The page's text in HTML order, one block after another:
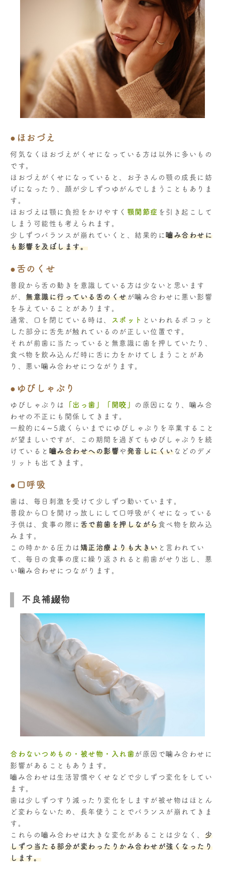
●ほおづえ
何気なくほおづえがくせになっている方は以外に多いもの
です。
ほおづえがくせになっていると、お子さんの顎の成長に妨
げになったり、顔が少しずつゆがんでしまうこともありま
す。
ほおづえは顎に負担をかけやすく 顎関節症 を引き起こして
しまう可能性も考えられます。
少しずつバランスが崩れていくと、結果的に 嚙み合わせに
も影響を及ぼします。
●舌のくせ
普段から舌の動きを意識している方は少ないと思います
が、 無意識に行っている舌のくせが噛み合わせに悪い影響
を与えていることがあります。
通常、口を閉じている時は、
スポット
といわれるポコッと
した部分に舌先が触れているのが正しい位置です。
それが前歯に当たっていると無意識に歯を押していたり、
食べ物を飲み込んだ時に舌に力をかけてしまうことがあ
り、悪い噛み合わせにつながります。
●ゆびしゃぶり
ゆびしゃぶりは 「出っ歯」「開咬」
の原因になり、噛み合
わせの不正にも関係してきます。
一般的に4～5歳くらいまでにゆびしゃぶりを卒業すること
が望ましいですが、この期間を過ぎてもゆびしゃぶりを続
けていると 嚙み合わせへの影響や 発音しにくいなどのデメ
リットも出てきます。
●口呼吸
歯は、毎日刺激を受けて少しずつ動いています。
普段から口を開けっ放しにして口呼吸がくせになっている
子供は、食事の際に 舌で前歯を押しながら食べ物を飲み込
みます。
この時かかる圧力は 矯正治療よりも大きいと言われてい
て、毎日の食事の度に繰り返されると前歯がせり出し、悪
い噛み合わせにつながります。
不良補綴物
合わないつめもの・被せ物・入れ歯 が原因で噛み合わせに
影響があることもあります。
嚙み合わせは生活習慣やくせなどで少しずつ変化をしてい
ます。
歯は少しずつすり減ったり変化をしますが被せ物はほとん
ど変わらないため、長年使うことでバランスが崩れてきま
す。
これらの嚙み合わせは大きな変化があることは少なく、 少
しずつ当たる部分が変わったりかみ合わせが強くなったり
します。